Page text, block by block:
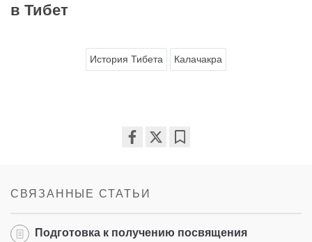
в Тибет
История Тибета Калачакра
СВЯЗАННЫЕ СТАТЬИ
Подготовка к получению посвящения